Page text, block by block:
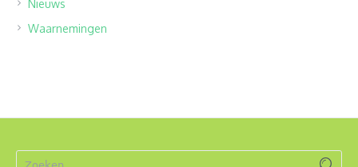
Nieuws
Waarnemingen